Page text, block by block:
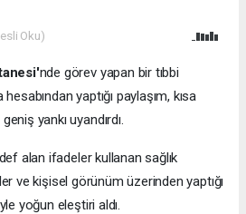
Oku)
nde görev yapan bir tıbbi
yaptığı paylaşım, kısa
yankı uyandırdı.
alan ifadeler kullanan sağlık
ve kişisel görünüm üzerinden yaptığı
yoğun eleştiri aldı.